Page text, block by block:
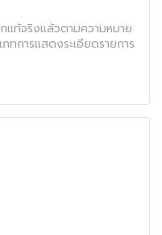
จริงแล้วตามความหมาย
การแสดงระเอียดรายการ